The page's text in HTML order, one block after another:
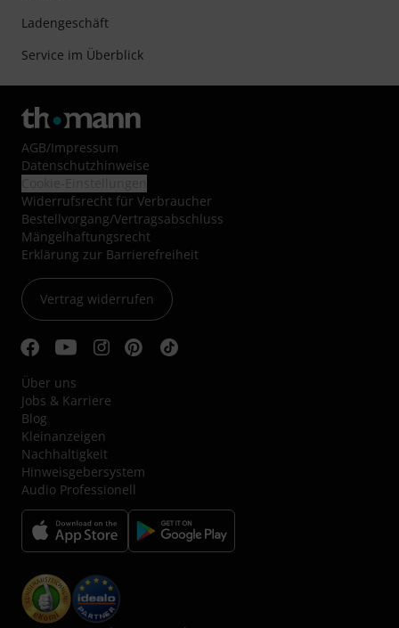
Ladengeschäft
Service im Überblick
AGB/Impressum
Datenschutzhinweise
Widerrufsrecht für Verbraucher
Bestellvorgang/Vertragsabschluss
Mängelhaftungsrecht
Erklärung zur Barrierefreiheit
Vertrag widerrufen
Über uns
Jobs & Karriere
Blog
Kleinanzeigen
Nachhaltigkeit
Hinweisgebersystem
Audio Professionell